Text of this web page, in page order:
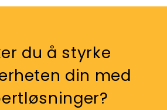
du å styrke
din med